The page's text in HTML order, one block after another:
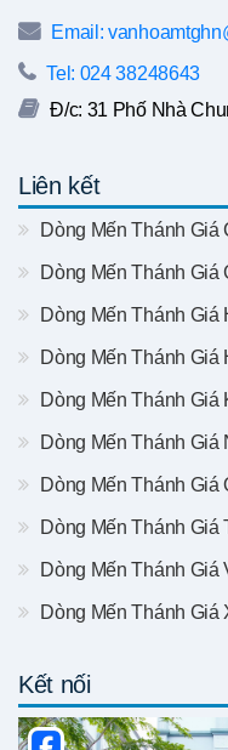
Email:
Tel: 024 38248643
Đ/c: 31 Phố Nhà
Liên kết
Dòng Mến Thánh Giá
Dòng Mến Thánh Giá
Dòng Mến Thánh Giá
Dòng Mến Thánh Giá
Dòng Mến Thánh Giá
Dòng Mến Thánh Giá
Dòng Mến Thánh Giá
Dòng Mến Thánh
Dòng Mến Thánh Giá
Dòng Mến Thánh Giá
Kết nối